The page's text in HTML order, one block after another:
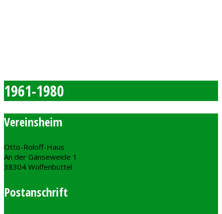
1961-1980
Vereinsheim
Otto-Roloff-Haus
An der Gänseweide 1
38304 Wolfenbüttel
Postanschrift